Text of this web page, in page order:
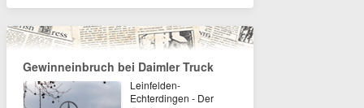
Gewinneinbruch bei Daimler Truck
Leinfelden-
Echterdingen - Der